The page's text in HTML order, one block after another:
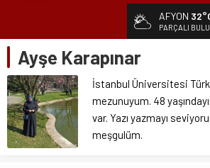
KÜRESEL ENGEREK
YUVANIN TA KENDİSİ
AKİDE ŞEKERİ
GÜNCELLEME
KARALAMALAR
SÖZDE KALANLAR
LEYLA, AŞKIN ÖZNESİDİR
AFYON
PARÇALI
Ayşe Karapınar
İstanbul Üniversitesi
mezunuyum. 48
var. Yazı yazmayı
meşgulüm.